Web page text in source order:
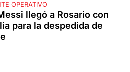
OPERATIVO
llegó a Rosario con
para la despedida de